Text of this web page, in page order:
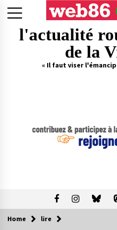
l'actualité
de la
« Il faut viser
Home lire